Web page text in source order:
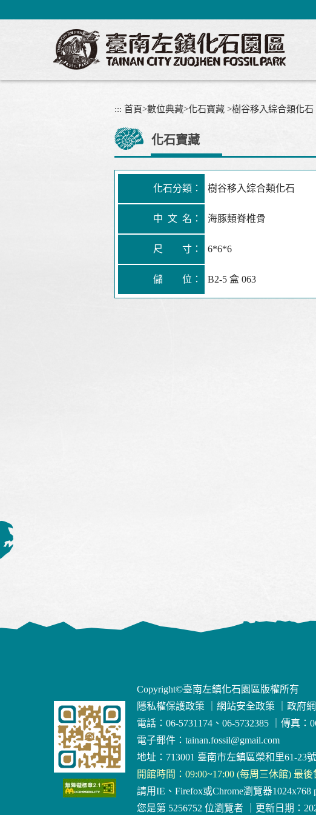
到
區
::: 首頁>數位典藏>化石寶藏 >樹谷移入綜合類化石
化石寶藏
化石分類： 樹谷移入綜合類化石
中 文 名： 海豚類脊椎骨
尺 寸： 6*6*6
儲 位： B2-5 盒 063
Copyright©臺南左鎮化石園區版權所有
隱私權保護政策
網站安全政策
政府
電話：06-5731174、06-5732385
傳真：
電子郵件： tainan.fossil@gmail.com
地址：713001 臺南市左鎮區榮和里61-23號
開館時間：09:00~17:00 (每周三休館) 最
請用IE、Firefox或Chrome瀏覽器1024x768
您是第 5256752 位瀏覽者
更新日期：